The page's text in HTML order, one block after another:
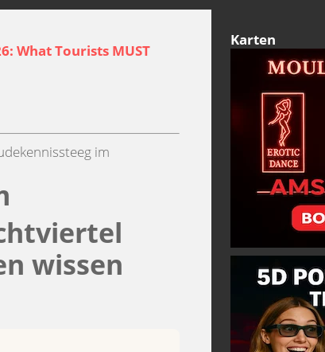
What Tourists MUST
wissen
Karten